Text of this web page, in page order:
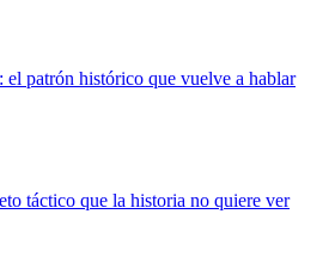
patrón histórico que vuelve a hablar
táctico que la historia no quiere ver